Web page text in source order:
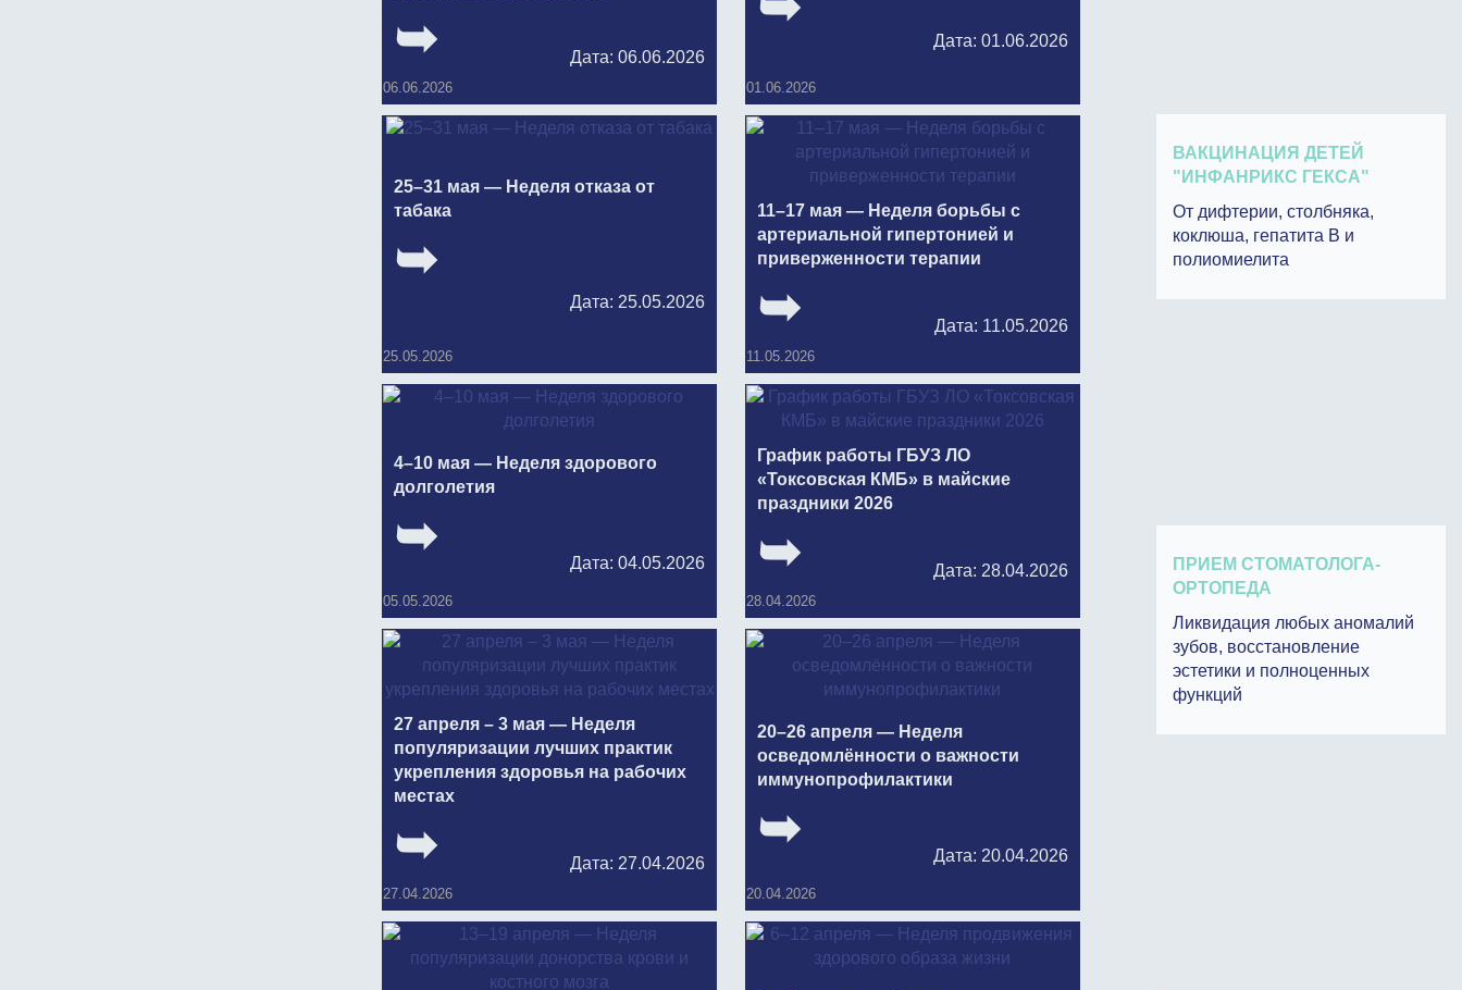
Дата: 06.06.2026
06.06.2026
Дата: 01.06.2026
01.06.2026
25–31 мая — Неделя отказа от
табака
Дата: 25.05.2026
25.05.2026
11–17 мая — Неделя борьбы с
артериальной гипертонией и
приверженности терапии
Дата: 11.05.2026
11.05.2026
4–10 мая — Неделя здорового
долголетия
Дата: 04.05.2026
05.05.2026
График работы ГБУЗ ЛО
«Токсовская КМБ» в майские
праздники 2026
Дата: 28.04.2026
28.04.2026
27 апреля – 3 мая — Неделя
популяризации лучших практик
укрепления здоровья на рабочих
местах
Дата: 27.04.2026
27.04.2026
20–26 апреля — Неделя
осведомлённости о важности
иммунопрофилактики
Дата: 20.04.2026
20.04.2026
ВАКЦИНАЦИЯ ДЕТЕЙ
"ИНФАНРИКС ГЕКСА"
От дифтерии, столбняка,
коклюша, гепатита В и
полиомиелита
ПРИЕМ СТОМАТОЛОГА-
ОРТОПЕДА
Ликвидация любых аномалий
зубов, восстановление
эстетики и полноценных
функций